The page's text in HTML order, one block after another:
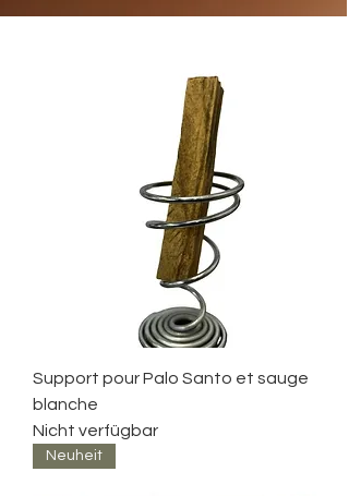
Support pour Palo Santo et sauge
blanche
Nicht verfügbar
Neuheit